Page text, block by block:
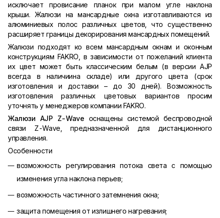
исключает провисание планок при малом угле наклона
крыши. Жалюзи на мансардные окна изготавливаются из
алюминиевых полос различных цветов, что существенно
расширяет границы декорирования мансардных помещений.
Жалюзи подходят ко всем мансардным окнам и оконным
конструкциям FAKRO, в зависимости от пожеланий клиента
их цвет может быть классическим белым (в версии AJP
всегда в наличиина складе) или другого цвета (срок
изготовления и доставки – до 30 дней). Возможность
изготовления различных цветовых вариантов просим
уточнять у менеджеров компании FAKRO.
Жалюзи AJP Z-Wave оснащены системой беспроводной
связи Z-Wave, предназначенной для дистанционного
управления.
Особенности
возможность регулирования потока света с помощью
изменения угла наклона перьев;
возможность частичного затемнения окна;
защита помещения от излишнего нагревания;